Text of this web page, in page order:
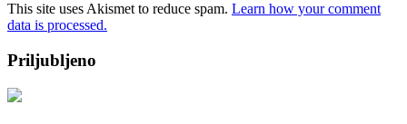
This site uses Akismet to reduce spam. Learn how your comment
data is processed.
Priljubljeno